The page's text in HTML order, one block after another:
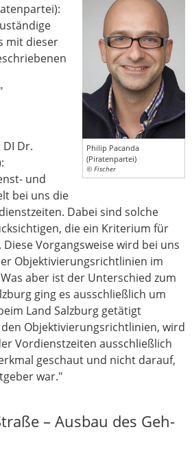
Philip Pacanda
(Piratenpartei)
© Fischer
mit dieser
Dr.
und
bei uns die
Dabei sind solche
die ein Kriterium für
Vorgangsweise wird bei uns
Objektivierungsrichtlinien im
aber ist der Unterschied zum
ging es ausschließlich um
Land Salzburg getätigt
Objektivierungsrichtlinien, wird
Vordienstzeiten ausschließlich
geschaut und nicht darauf,
war."
– Ausbau des Geh-